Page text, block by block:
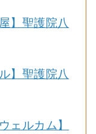
】聖護院八
】聖護院八
ェルカム】